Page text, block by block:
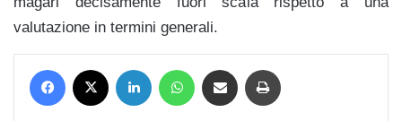
valutazione in termini generali.
Facebook LinkedIn WhatsApp Condividi via mail